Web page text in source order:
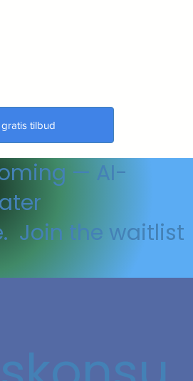
gratis tilbud
in the USA
— AI-
Join the waitlist